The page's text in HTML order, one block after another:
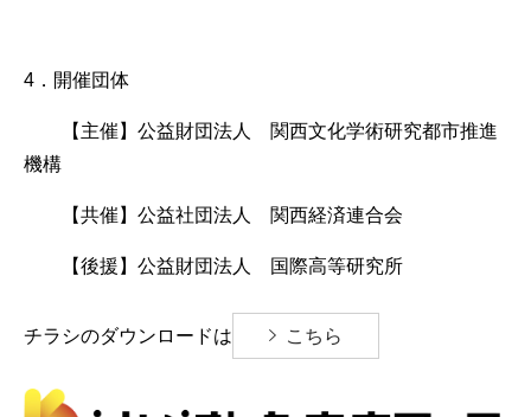
4．開催団体
【主催】公益財団法人 関西文化学術研究都市推進
機構
【共催】公益社団法人 関西経済連合会
【後援】公益財団法人 国際高等研究所
チラシのダウンロードは こちら